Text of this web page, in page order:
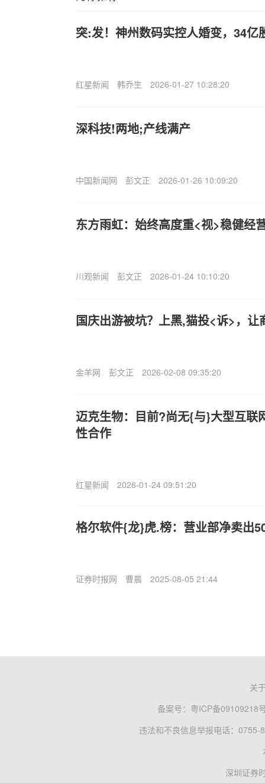
突:发！神州数码实控人婚变，34亿
红星新闻 韩乔生 2026-01-27 10:28:20
深科技!两地;产线满产
中国新闻网 彭文正 2026-01-26 10:09:20
东方雨虹：始终高度重<视>稳健经
川观新闻 彭文正 2026-01-24 10:10:20
国庆出游被坑？上黑,猫投<诉>，让
金羊网 彭文正 2026-02-08 09:35:20
迈克生物：目前?尚无{与}大型互联
性合作
红星新闻 2026-01-24 09:51:20
格尔软件{龙}虎.榜：营业部净卖出
证券时报网 曹晨 2025-08-05 21:44
关
备案号： 粤ICP备09109218
违法和不良信息举报电话：0755-
深圳证券